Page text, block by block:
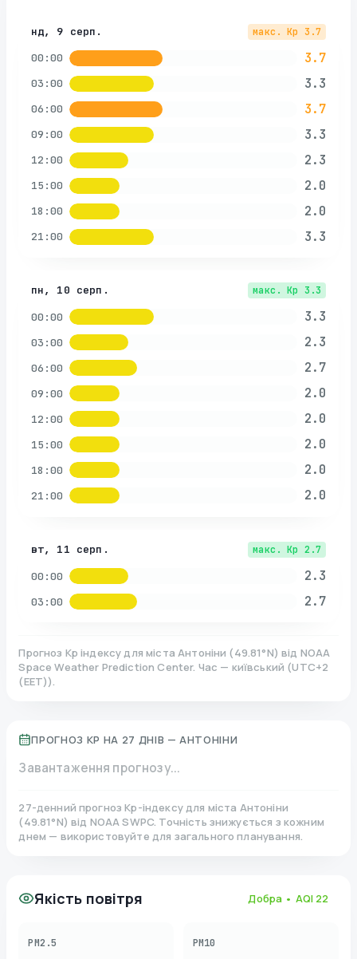
нд, 9 серп. макс. Kp 3.7
00:00 3.7
03:00 3.3
06:00 3.7
09:00 3.3
12:00 2.3
15:00 2.0
18:00 2.0
21:00 3.3
пн, 10 серп. макс. Kp 3.3
00:00 3.3
03:00 2.3
06:00 2.7
09:00 2.0
12:00 2.0
15:00 2.0
18:00 2.0
21:00 2.0
вт, 11 серп. макс. Kp 2.7
00:00 2.3
03:00 2.7
Прогноз Kp індексу для міста Антоніни (49.81°N)від NOAA
Space Weather Prediction Center. Час — київський (UTC+2
(EET)).
ПРОГНОЗ KP НА 27 ДНІВ — АНТОНІНИ
Завантаження прогнозу...
27-денний прогноз Kp-індексу для міста Антоніни
(49.81°N)від NOAA SWPC. Точність знижується з кожним
днем — використовуйте для загального планування.
Якість повітря Добра • AQI 22
PM2.5 PM10